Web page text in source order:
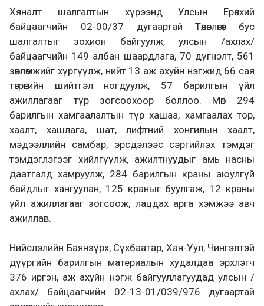
Хяналт шалгалтын хүрээнд Улсын Ерөнхий
байцаагчийн 02-00/37 дугаартай Төлөвлөгөөт бус
шалгалтыг зохион байгуулж, улсын /ахлах/
байцаагчийн 149 албан шаардлага, 70 дүгнэлт, 561
зөвлөмжийг хүргүүлж, нийт 13 аж ахуйн нэгжид 66 сая
төгрөгийн шийтгэл ногдуулж, 57 барилгын үйл
ажиллагааг түр зогсоохоор боллоо. Мөн 294
барилгын хамгаалалтын түр хашаа, хамгаалах тор,
хаалт, хашлага, шат, лифтний хонгилын хаалт,
мэдээллийн самбар, эрсдэлээс сэргийлэх тэмдэг
тэмдэглэгээг хийлгүүлж, ажилтнуудыг амь насны
даатгалд хамруулж, 284 барилгын краны аюулгүй
байдлыг хангуулан, 125 краныг буулгаж, 12 краны
үйл ажиллагааг зогсоож, лацдах арга хэмжээ авч
ажиллав.
Нийслэлийн Баянзүрх, Сүхбаатар, Хан-Уул, Чингэлтэй
дүүргийн барилгын материалын худалдаа эрхлэгч
376 иргэн, аж ахуйн нэгж байгууллагуудад улсын /
ахлах/ байцаагчийн 02-13-01/039/976 дугаартай